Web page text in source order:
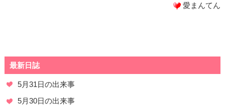
愛まんてん
最新日誌
5月31日の出来事
5月30日の出来事